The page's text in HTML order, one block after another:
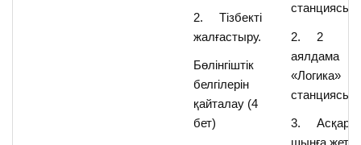
2. Тізбекті
жалғастыру.
Бөлінгіштік
белгілерін
қайталау (4
бет)
станциясы.
2. 2
аялдама
«Логика»
станциясы
3. Асқар